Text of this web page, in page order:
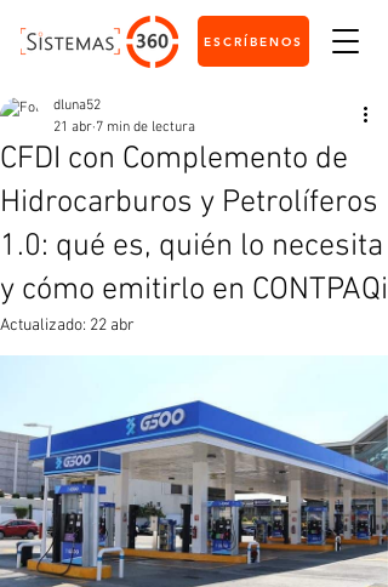
ESCRÍBENOS
CFDI con Complemento de
Hidrocarburos y Petrolíferos
1.0: qué es, quién lo necesita
y cómo emitirlo en CONTPAQi
dluna52
21 abr 7 min de lectura
Actualizado: 22 abr